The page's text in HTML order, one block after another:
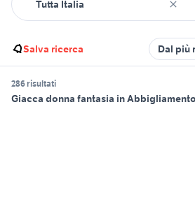
Salva ricerca Dal più
286 risultati
Giacca donna fantasia in